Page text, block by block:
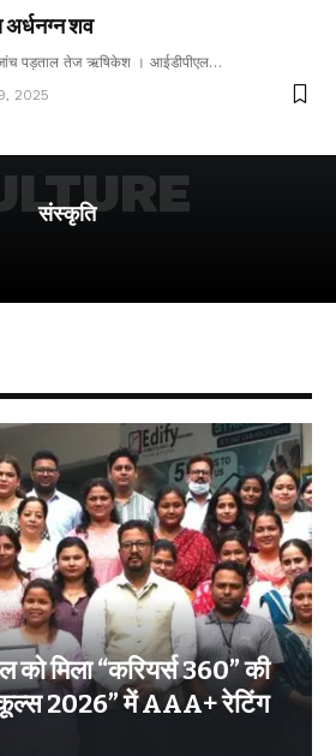
अर्धनग्न शव
पड़ताल तेज ऋषिकेश । आईडीपीएल…
2025
संस्कृति
को मिला “करियर्स 360” की
2026” में AAA+ रेटिंग